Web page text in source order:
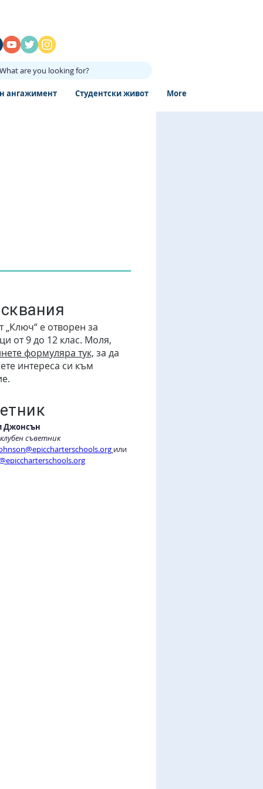
What are you looking for?
ангажимент Студентски живот More
„Ключ“ е отворен за
от 9 до 12 клас. Моля,
формуляра тук, за да
интереса си към
Джонсън
съветник
или